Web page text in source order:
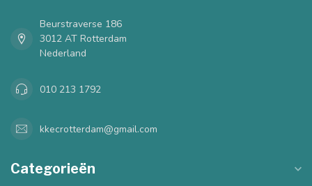
Beurstraverse 186
3012 AT Rotterdam
Nederland
010 213 1792
kkecrotterdam@gmail.com
Categorieën